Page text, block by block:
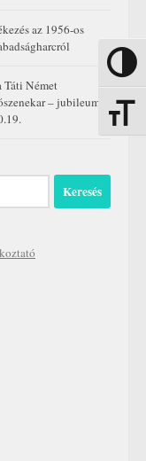
Nagy
az 1956-os
Táti Német
– jubileumi